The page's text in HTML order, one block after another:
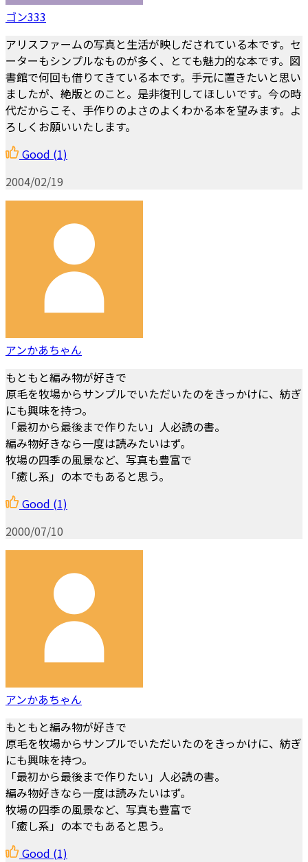
ゴン333
アリスファームの写真と生活が映しだされている本です。セ
ーターもシンプルなものが多く、とても魅力的な本です。図
書館で何回も借りてきている本です。手元に置きたいと思い
ましたが、絶版とのこと。是非復刊してほしいです。今の時
代だからこそ、手作りのよさのよくわかる本を望みます。よ
ろしくお願いいたします。
Good (1)
2004/02/19
アンかあちゃん
もともと編み物が好きで
原毛を牧場からサンプルでいただいたのをきっかけに、紡ぎ
にも興味を持つ。
「最初から最後まで作りたい」人必読の書。
編み物好きなら一度は読みたいはず。
牧場の四季の風景など、写真も豊富で
「癒し系」の本でもあると思う。
Good (1)
2000/07/10
アンかあちゃん
もともと編み物が好きで
原毛を牧場からサンプルでいただいたのをきっかけに、紡ぎ
にも興味を持つ。
「最初から最後まで作りたい」人必読の書。
編み物好きなら一度は読みたいはず。
牧場の四季の風景など、写真も豊富で
「癒し系」の本でもあると思う。
Good (1)